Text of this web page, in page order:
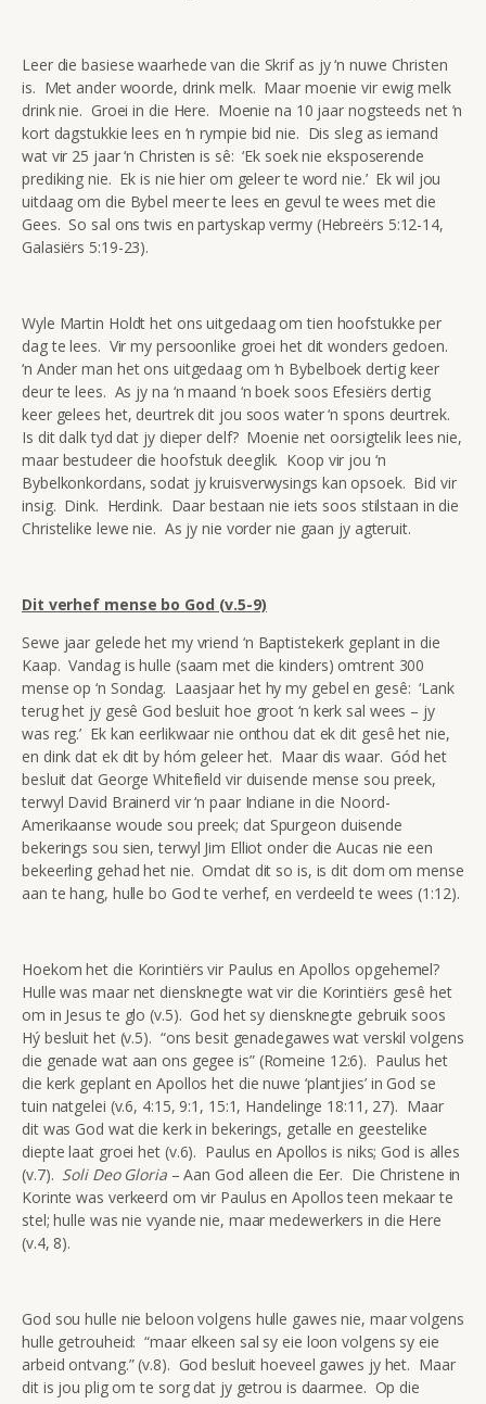
Leer die basiese waarhede van die Skrif as jy ‘n nuwe Christen
is. Met ander woorde, drink melk. Maar moenie vir ewig melk
drink nie. Groei in die Here. Moenie na 10 jaar nogsteeds net ’n
kort dagstukkie lees en ‘n rympie bid nie. Dis sleg as iemand
wat vir 25 jaar ‘n Christen is sê: ‘Ek soek nie eksposerende
prediking nie. Ek is nie hier om geleer te word nie.’ Ek wil jou
uitdaag om die Bybel meer te lees en gevul te wees met die
Gees. So sal ons twis en partyskap vermy (Hebreërs 5:12-14,
Galasiërs 5:19-23).
Wyle Martin Holdt het ons uitgedaag om tien hoofstukke per
dag te lees. Vir my persoonlike groei het dit wonders gedoen.
‘n Ander man het ons uitgedaag om ‘n Bybelboek dertig keer
deur te lees. As jy na ‘n maand ‘n boek soos Efesiërs dertig
keer gelees het, deurtrek dit jou soos water ‘n spons deurtrek.
Is dit dalk tyd dat jy dieper delf? Moenie net oorsigtelik lees nie,
maar bestudeer die hoofstuk deeglik. Koop vir jou ‘n
Bybelkonkordans, sodat jy kruisverwysings kan opsoek. Bid vir
insig. Dink. Herdink. Daar bestaan nie iets soos stilstaan in die
Christelike lewe nie. As jy nie vorder nie gaan jy agteruit.
Dit verhef mense bo God (v.5-9)
Sewe jaar gelede het my vriend ‘n Baptistekerk geplant in die
Kaap. Vandag is hulle (saam met die kinders) omtrent 300
mense op ‘n Sondag. Laasjaar het hy my gebel en gesê: ‘Lank
terug het jy gesê God besluit hoe groot ‘n kerk sal wees – jy
was reg.’ Ek kan eerlikwaar nie onthou dat ek dit gesê het nie,
en dink dat ek dit by hóm geleer het. Maar dis waar. Gód het
besluit dat George Whitefield vir duisende mense sou preek,
terwyl David Brainerd vir ‘n paar Indiane in die Noord-
Amerikaanse woude sou preek; dat Spurgeon duisende
bekerings sou sien, terwyl Jim Elliot onder die Aucas nie een
bekeerling gehad het nie. Omdat dit so is, is dit dom om mense
aan te hang, hulle bo God te verhef, en verdeeld te wees (1:12).
Hoekom het die Korintiërs vir Paulus en Apollos opgehemel?
Hulle was maar net diensknegte wat vir die Korintiërs gesê het
om in Jesus te glo (v.5). God het sy diensknegte gebruik soos
Hý besluit het (v.5). “ons besit genadegawes wat verskil volgens
die genade wat aan ons gegee is” (Romeine 12:6). Paulus het
die kerk geplant en Apollos het die nuwe ‘plantjies’ in God se
tuin natgelei (v.6, 4:15, 9:1, 15:1, Handelinge 18:11, 27). Maar
dit was God wat die kerk in bekerings, getalle en geestelike
diepte laat groei het (v.6). Paulus en Apollos is niks; God is alles
(v.7). Soli Deo Gloria– Aan God alleen die Eer. Die Christene in
Korinte was verkeerd om vir Paulus en Apollos teen mekaar te
stel; hulle was nie vyande nie, maar medewerkers in die Here
(v.4, 8).
God sou hulle nie beloon volgens hulle gawes nie, maar volgens
hulle getrouheid: “maar elkeen sal sy eie loon volgens sy eie
arbeid ontvang.” (v.8). God besluit hoeveel gawes jy het. Maar
dit is jou plig om te sorg dat jy getrou is daarmee. Op die